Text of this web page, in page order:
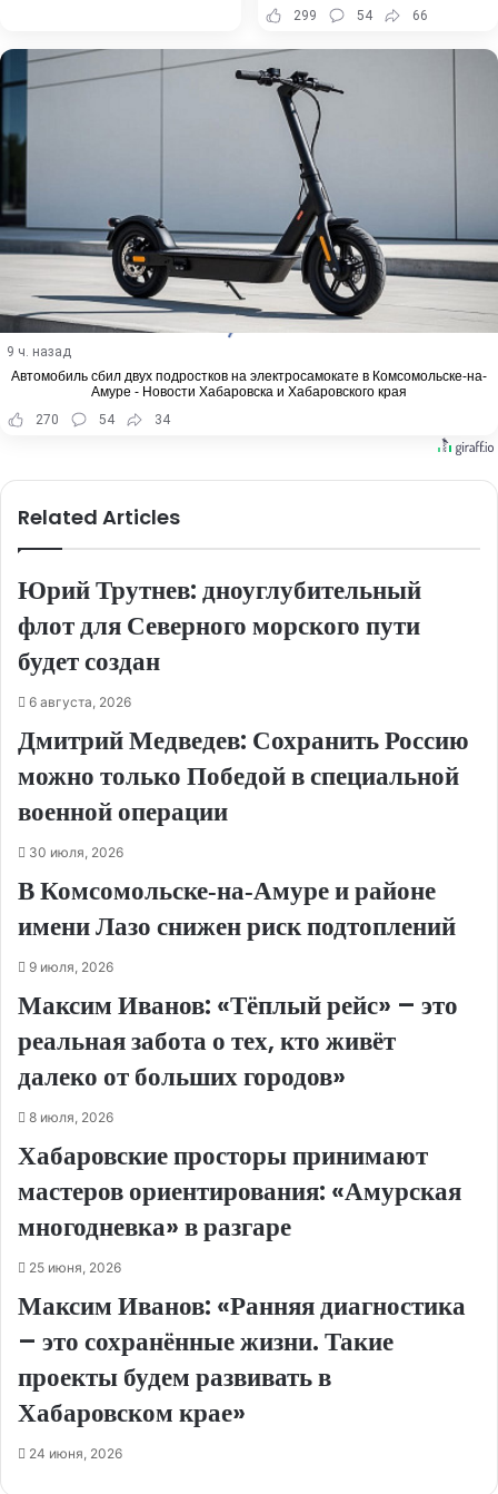
299 54 66
9 ч. назад
Автомобиль сбил двух подростков на электросамокате в Комсомольске-на-
Амуре - Новости Хабаровска и Хабаровского края
270
54 34
Related Articles
Юрий Трутнев: дноуглубительный
флот для Северного морского пути
будет создан
6 августа, 2026
Дмитрий Медведев: Сохранить Россию
можно только Победой в специальной
военной операции
30 июля, 2026
В Комсомольске‑на‑Амуре и районе
имени Лазо снижен риск подтоплений
9 июля, 2026
Максим Иванов: «Тёплый рейс» – это
реальная забота о тех, кто живёт
далеко от больших городов»
8 июля, 2026
Хабаровские просторы принимают
мастеров ориентирования: «Амурская
многодневка» в разгаре
25 июня, 2026
Максим Иванов: «Ранняя диагностика
– это сохранённые жизни. Такие
проекты будем развивать в
Хабаровском крае»
24 июня, 2026